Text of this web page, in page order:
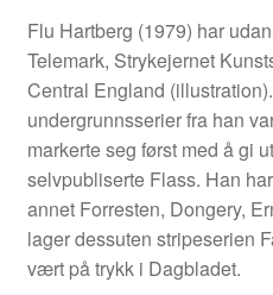
Tegnere
Andrew Page
Anja Dahle Øverbye
Annette Saugestad
Flu Hartberg (1979) har
Telemark, Strykejernet
Central England
undergrunnsserier fra han
markerte seg først med å gi
selvpubliserte Flass. Han
annet Forresten, Dongery,
lager dessuten stripeserien
vært på trykk i Dagbladet.